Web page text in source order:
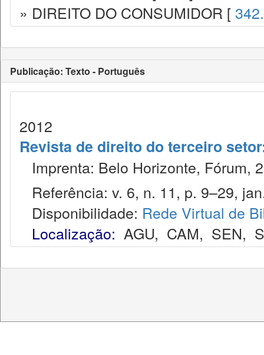
» DIREITO DO CONSUMIDOR [
Publicação: Texto - Português
2012
Revista de direito do terceiro
Imprenta: Belo Horizonte, Fórum,
Referência: v. 6, n. 11, p. 9–29,
Disponibilidade: Rede Virtual de
Localização: AGU, CAM, SEN,